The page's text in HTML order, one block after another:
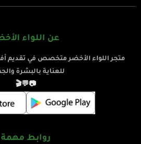
عن اللواء
متجر اللواء الأخضر متخصص في تقديم
للعناية بالبشرة
📷
💬
🎬
روابط مهمة